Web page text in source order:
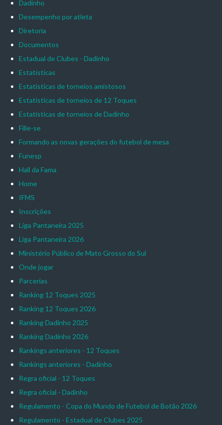
Dadinho
Desempenho por atleta
Diretoria
Documentos
Estadual de Clubes - Dadinho
Estatísticas
Estatísticas de torneios amistosos
Estatísticas de torneios de 12 Toques
Estatísticas de torneios de Dadinho
Filie-se
Formando as novas gerações do futebol de mesa
Funesp
Hall da Fama
Home
IFMS
Inscrições
Liga Pantaneira 2025
Liga Pantaneira 2026
Ministério Público de Mato Grosso do Sul
Onde jogar
Parcerias
Ranking 12 Toques 2025
Ranking 12 Toques 2026
Ranking Dadinho 2025
Ranking Dadinho 2026
Rankings anteriores - 12 Toques
Rankings anteriores - Dadinho
Regra oficial - 12 Toques
Regra oficial - Dadinho
Regulamento - Copa do Mundo de Futebol de Botão 2026
Regulamento - Estadual de Clubes 2025